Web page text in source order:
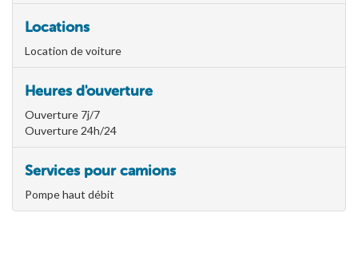
Locations
Location de voiture
Heures d'ouverture
Ouverture 7j/7
Ouverture 24h/24
Services pour camions
Pompe haut débit